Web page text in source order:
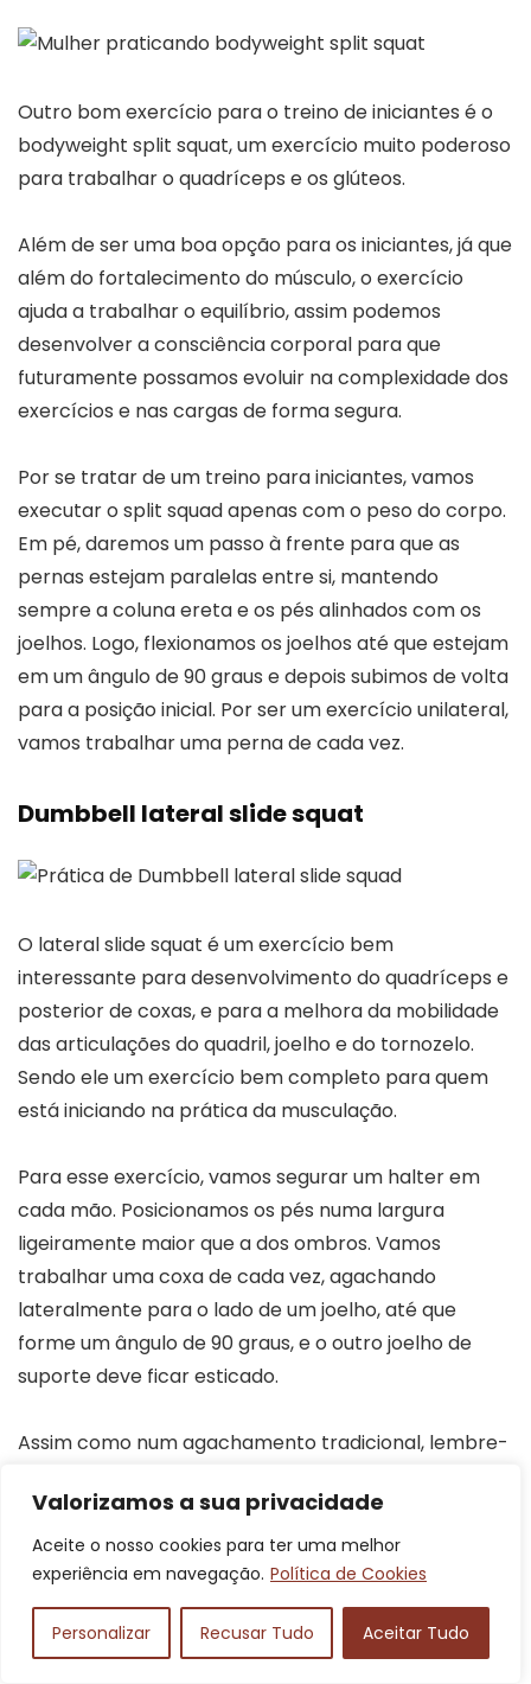
Valorizamos a sua privacidade
Aceite o nosso cookies para ter uma melhor
experiência em navegação. Política de Cookies
Personalizar Recusar Tudo Aceitar Tudo
Outro bom exercício para o treino de iniciantes é o
bodyweight split squat, um exercício muito poderoso
para trabalhar o quadríceps e os glúteos.
Além de ser uma boa opção para os iniciantes, já que
além do fortalecimento do músculo, o exercício
ajuda a trabalhar o equilíbrio, assim podemos
desenvolver a consciência corporal para que
futuramente possamos evoluir na complexidade dos
exercícios e nas cargas de forma segura.
Por se tratar de um treino para iniciantes, vamos
executar o split squad apenas com o peso do corpo.
Em pé, daremos um passo à frente para que as
pernas estejam paralelas entre si, mantendo
sempre a coluna ereta e os pés alinhados com os
joelhos. Logo, flexionamos os joelhos até que estejam
em um ângulo de 90 graus e depois subimos de volta
para a posição inicial. Por ser um exercício unilateral,
vamos trabalhar uma perna de cada vez.
Dumbbell lateral slide squat
O lateral slide squat é um exercício bem
interessante para desenvolvimento do quadríceps e
posterior de coxas, e para a melhora da mobilidade
das articulações do quadril, joelho e do tornozelo.
Sendo ele um exercício bem completo para quem
está iniciando na prática da musculação.
Para esse exercício, vamos segurar um halter em
cada mão. Posicionamos os pés numa largura
ligeiramente maior que a dos ombros. Vamos
trabalhar uma coxa de cada vez, agachando
lateralmente para o lado de um joelho, até que
forme um ângulo de 90 graus, e o outro joelho de
suporte deve ficar esticado.
Assim como num agachamento tradicional, lembre-
abdômen contraído durante todo o exercício.
Goblet squat